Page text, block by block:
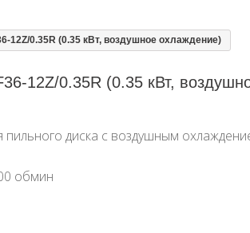
12Z/0.35R (0.35 кВт, воздушное охлаждение)
12Z/0.35R (0.35 кВт,
пильного диска с воздушным
обмин